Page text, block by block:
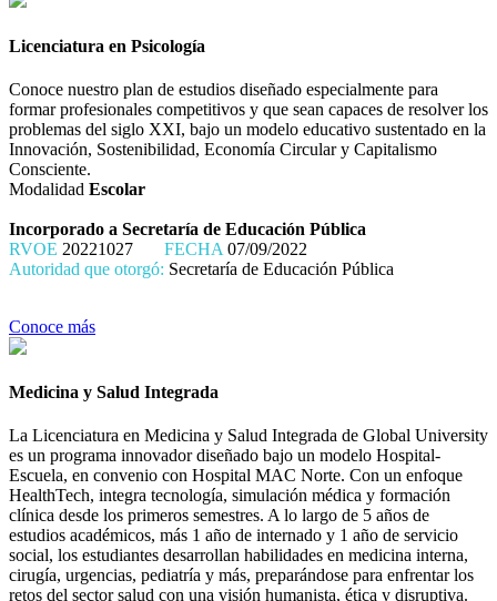
Licenciatura en Psicología
Conoce nuestro plan de estudios diseñado especialmente para
formar profesionales competitivos y que sean capaces de resolver los
problemas del siglo XXI, bajo un modelo educativo sustentado en la
Innovación, Sostenibilidad, Economía Circular y Capitalismo
Consciente.
Modalidad Escolar
Incorporado a Secretaría de Educación Pública
RVOE 20221027 FECHA 07/09/2022
Autoridad que otorgó: Secretaría de Educación Pública
Conoce más
Medicina y Salud Integrada
La Licenciatura en Medicina y Salud Integrada de Global University
es un programa innovador diseñado bajo un modelo Hospital-
Escuela, en convenio con Hospital MAC Norte. Con un enfoque
HealthTech, integra tecnología, simulación médica y formación
clínica desde los primeros semestres. A lo largo de 5 años de
estudios académicos, más 1 año de internado y 1 año de servicio
social, los estudiantes desarrollan habilidades en medicina interna,
cirugía, urgencias, pediatría y más, preparándose para enfrentar los
retos del sector salud con una visión humanista, ética y disruptiva.